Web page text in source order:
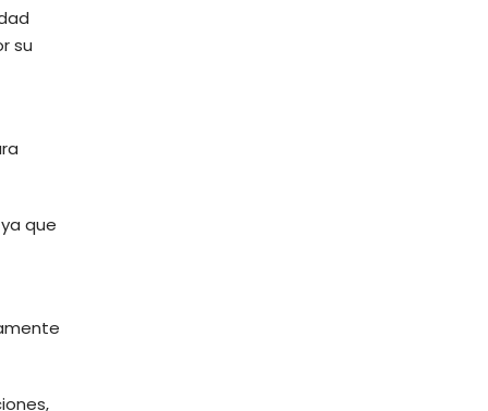
su
que